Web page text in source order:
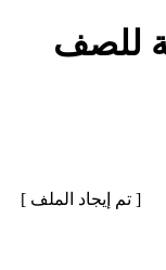
للصف
[ تم إيجاد الملف ]